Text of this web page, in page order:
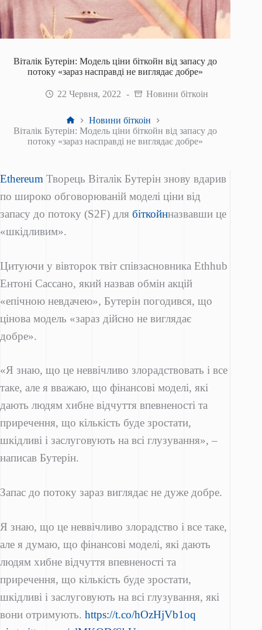
Віталік Бутерін: Модель ціни біткойн від запасу до
потоку «зараз насправді не виглядає добре»
22 Червня, 2022 Новини біткоін
Головна
Новини біткоін
Віталік Бутерін: Модель ціни біткойн від запасу до
потоку «зараз насправді не виглядає добре»
Ethereum Творець Віталік Бутерін знову вдарив
по широко обговорюваній моделі ціни від
запасу до потоку (S2F) для біткойнназвавши це
«шкідливим».
Цитуючи у вівторок твіт співзасновника Ethhub
Ентоні Сассано, який назвав обмін акцій
«епічною невдачею», Бутерін погодився, що
цінова модель «зараз дійсно не виглядає
добре».
«Я знаю, що це неввічливо злорадствовать і все
таке, але я вважаю, що фінансові моделі, які
дають людям хибне відчуття впевненості та
приречення, що кількість буде зростати,
шкідливі і заслуговують на всі глузування», –
написав Бутерін.
Запас до потоку зараз виглядає не дуже добре.
Я знаю, що це неввічливо злорадство і все таке,
але я думаю, що фінансові моделі, які дають
людям хибне відчуття впевненості та
приречення, що кількість буде зростати,
шкідливі і заслуговують на всі глузування, які
вони отримують. https://t.co/hOzHjVb1oq